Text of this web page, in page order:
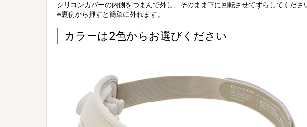
シリコンカバーの内側をつまんで外し、そのまま下に回転させてずらしてくださ
※裏側から押すと簡単に外れます。
カラーは2色からお選びください